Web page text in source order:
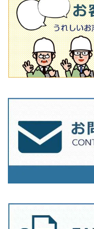
タイル針
タイル針
その他
オフセットタイプ（ハットタイプ
205ｍｍ（8インチ）
230mm（9インチ）
180mm（7インチ）
205mm（8インチ）
230mm（9インチ）
150ｍｍ（6インチ）
180ｍｍ（7インチ）
205mm（8インチ）